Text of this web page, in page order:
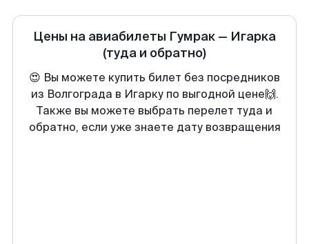
Цены на авиабилеты Гумрак — Игарка
(туда и обратно)
😍 Вы можете купить билет без посредников
из Волгограда в Игарку по выгодной цене🙌.
Также вы можете выбрать перелет туда и
обратно, если уже знаете дату возвращения